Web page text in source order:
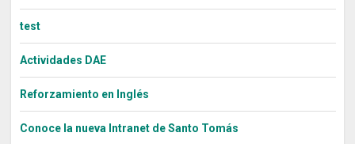
test
Actividades DAE
Reforzamiento en Inglés
Conoce la nueva Intranet de Santo Tomás